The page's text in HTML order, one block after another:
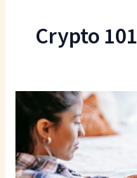
Crypto 101